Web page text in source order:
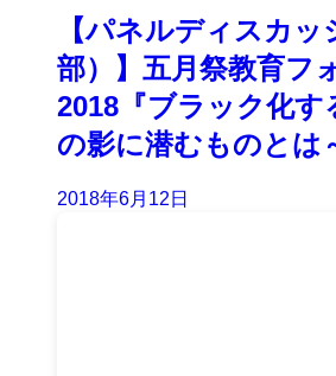
【パネルディスカ
部）】五月祭教育フ
2018『ブラック化す
の影に潜むものとは
2018年6月12日